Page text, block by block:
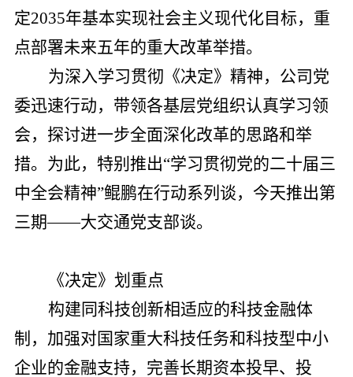
定2035年基本实现社会主义现代化目标，重
点部署未来五年的重大改革举措。
为深入学习贯彻《决定》精神，公司党
委迅速行动，带领各基层党组织认真学习领
会，探讨进一步全面深化改革的思路和举
措。为此，特别推出“学习贯彻党的二十届三
中全会精神”鲲鹏在行动系列谈，今天推出第
三期——大交通党支部谈。
《决定》划重点
构建同科技创新相适应的科技金融体
制，加强对国家重大科技任务和科技型中小
企业的金融支持，完善长期资本投早、投